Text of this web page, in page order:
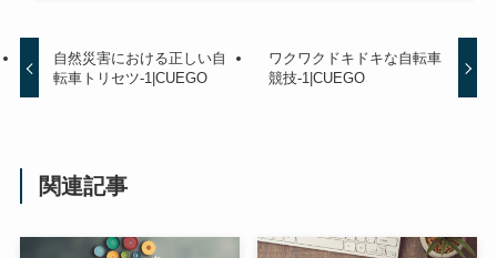
自然災害における正しい自
転車トリセツ-1|CUEGO
ワクワクドキドキな自転車
競技-1|CUEGO
関連記事